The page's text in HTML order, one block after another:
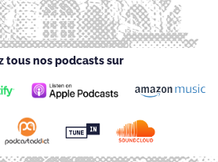
tous nos podcasts sur